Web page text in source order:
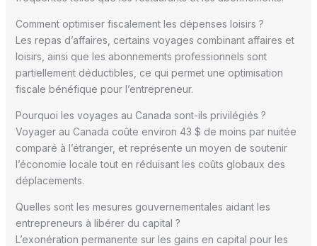
Comment optimiser fiscalement les dépenses loisirs ?
Les repas d’affaires, certains voyages combinant affaires et
loisirs, ainsi que les abonnements professionnels sont
partiellement déductibles, ce qui permet une optimisation
fiscale bénéfique pour l’entrepreneur.
Pourquoi les voyages au Canada sont-ils privilégiés ?
Voyager au Canada coûte environ 43 $ de moins par nuitée
comparé à l’étranger, et représente un moyen de soutenir
l’économie locale tout en réduisant les coûts globaux des
déplacements.
Quelles sont les mesures gouvernementales aidant les
entrepreneurs à libérer du capital ?
L’exonération permanente sur les gains en capital pour les